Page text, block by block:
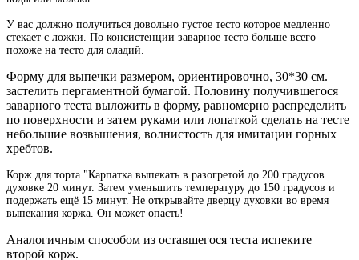
У вас должно получиться довольно густое тесто которое медленно
стекает с ложки. По консистенции заварное тесто больше всего
похоже на тесто для оладий.
Форму для выпечки размером, ориентировочно, 30*30 см.
застелить пергаментной бумагой. Половину получившегося
заварного теста выложить в форму, равномерно распределить
по поверхности и затем руками или лопаткой сделать на тесте
небольшие возвышения, волнистость для имитации горных
хребтов.
Корж для торта "Карпатка выпекать в разогретой до 200 градусов
духовке 20 минут. Затем уменьшить температуру до 150 градусов и
подержать ещё 15 минут. Не открывайте дверцу духовки во время
выпекания коржа. Он может опасть!
Аналогичным способом из оставшегося теста испеките
второй корж.